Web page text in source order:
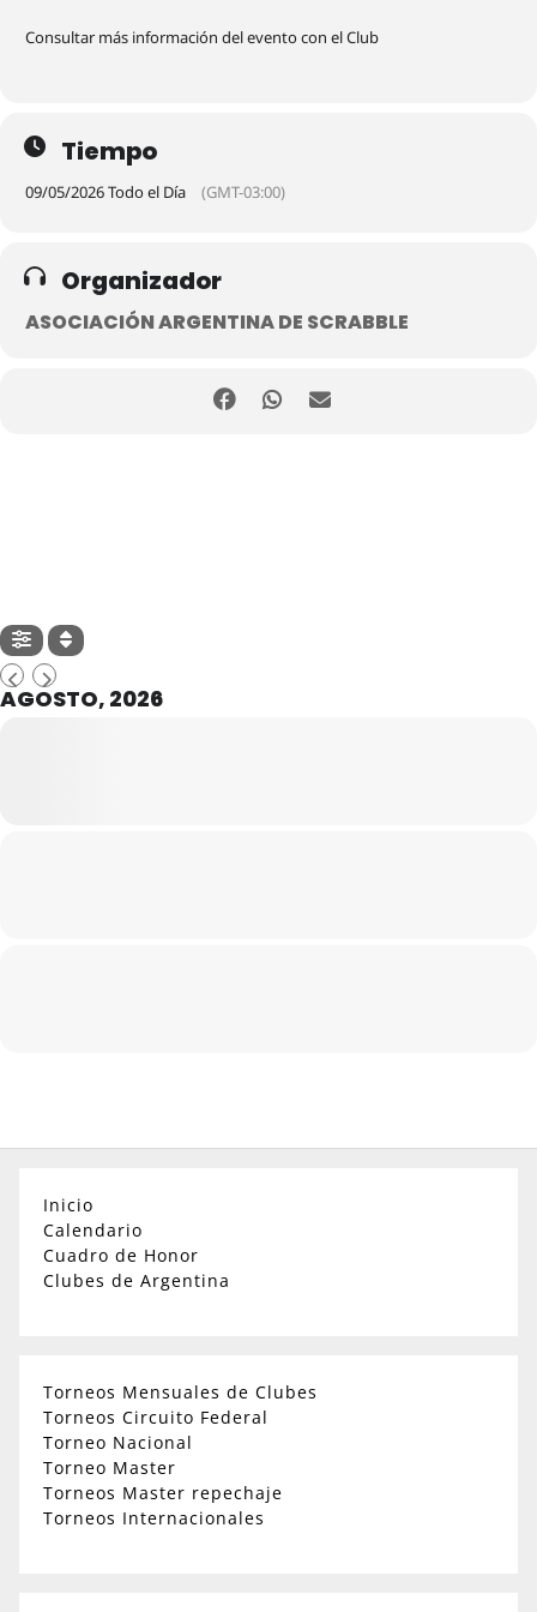
Consultar más información del evento con el Club
Tiempo
09/05/2026 Todo el Día (GMT-03:00)
Organizador
ASOCIACIÓN ARGENTINA DE SCRABBLE
AGOSTO, 2026
Inicio
Calendario
Cuadro de Honor
Clubes de Argentina
Torneos Mensuales de Clubes
Torneos Circuito Federal
Torneo Nacional
Torneo Master
Torneos Master repechaje
Torneos Internacionales